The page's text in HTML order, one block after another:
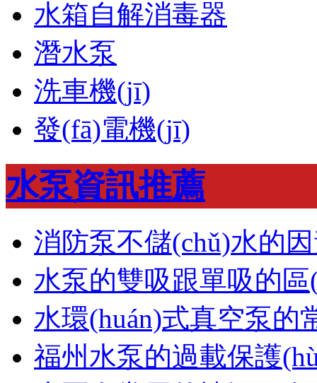
水箱自解消毒器
潛水泵
洗車機(jī)
發(fā)電機(jī)
水泵資訊推薦
消防泵不儲(chǔ)水的
水泵的雙吸跟單吸的區
水環(huán)式真空泵的
福州水泵的過載保護